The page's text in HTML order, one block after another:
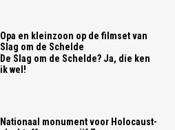
Opa en kleinzoon op de filmset van
Slag om de Schelde
De Slag om de Schelde? Ja, die ken
ik wel!
Nationaal monument voor Holocaust-